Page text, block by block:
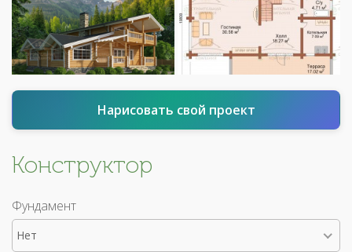
Нарисовать свой проект
Конструктор
Фундамент
Нет